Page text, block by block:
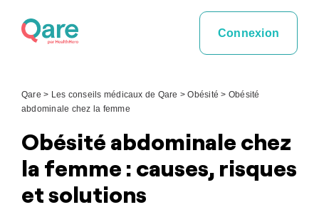
Connexion
Qare > Les conseils médicaux de Qare >Obésité > Obésité
abdominale chez la femme
Obésité abdominale chez
la femme : causes, risques
et solutions